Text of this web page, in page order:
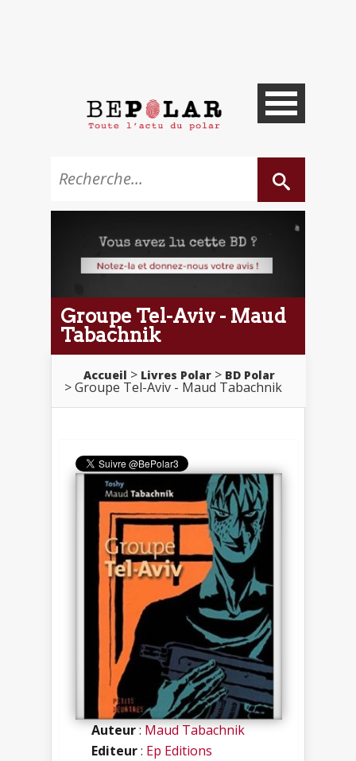
Groupe Tel-Aviv - Maud
Tabachnik
Accueil Livres Polar BD Polar
Groupe Tel-Aviv - Maud Tabachnik
Auteur:Maud Tabachnik
Editeur: Ep Editions